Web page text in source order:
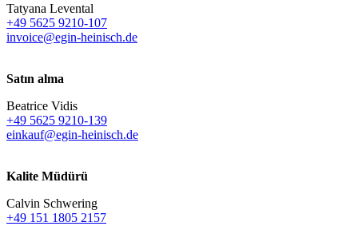
Tatyana Levental
+49 5625 9210-107
invoice@egin-heinisch.de
Satın alma
Beatrice Vidis
+49 5625 9210-139
einkauf@egin-heinisch.de
Kalite Müdürü
Calvin Schwering
+49 151 1805 2157